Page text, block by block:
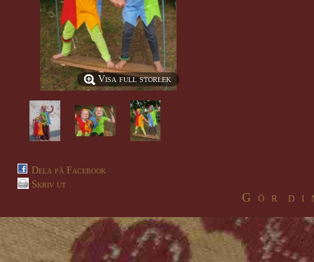
Visa full storlek
Dela på Facebook
Skriv ut
G ö r d i